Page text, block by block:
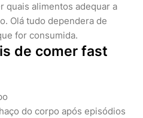
quais alimentos adequar a
Olá tudo dependera de
for consumida.
de comer fast
do corpo após episódios